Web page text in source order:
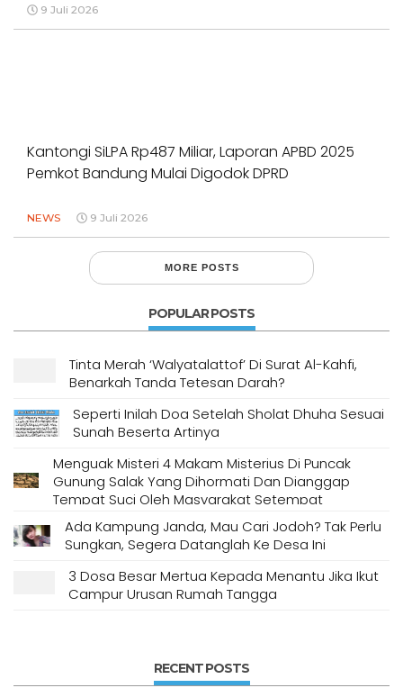
9 Juli 2026
Kantongi SiLPA Rp487 Miliar, Laporan APBD 2025
Pemkot Bandung Mulai Digodok DPRD
NEWS 9 Juli 2026
MORE POSTS
POPULAR POSTS
Tinta Merah ‘Walyatalattof’ Di Surat Al-Kahfi,
Benarkah Tanda Tetesan Darah?
Seperti Inilah Doa Setelah Sholat Dhuha Sesuai
Sunah Beserta Artinya
Menguak Misteri 4 Makam Misterius Di Puncak
Gunung Salak Yang Dihormati Dan Dianggap
Tempat Suci Oleh Masyarakat Setempat
Ada Kampung Janda, Mau Cari Jodoh? Tak Perlu
Sungkan, Segera Datanglah Ke Desa Ini
3 Dosa Besar Mertua Kepada Menantu Jika Ikut
Campur Urusan Rumah Tangga
RECENT POSTS